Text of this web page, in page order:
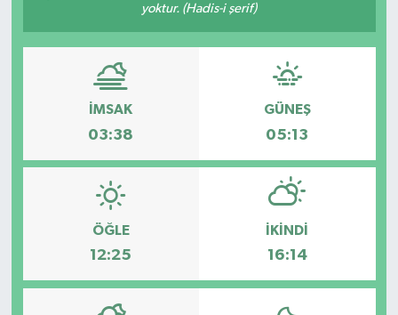
yoktur. (Hadis-i şerif)
İMSAK
03:38
GÜNEŞ
05:13
ÖĞLE
12:25
İKINDI
16:14
SAĞLIK
TEKNOLOJİ
TİCARET
YAŞAM